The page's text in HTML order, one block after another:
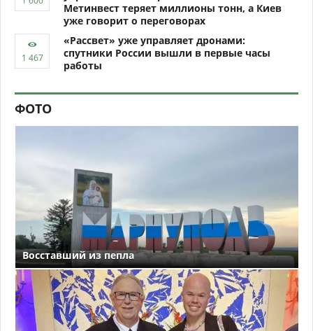
Метинвест теряет миллионы тонн, а Киев
уже говорит о переговорах
«Рассвет» уже управляет дронами:
спутники России вышли в первые часы
работы
ФОТО
Восставший из пепла